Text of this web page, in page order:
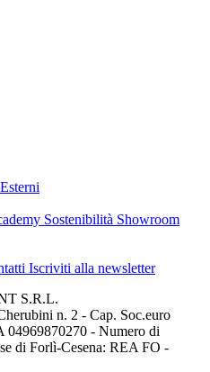
Esterni
Sostenibilità Showroom
Iscriviti alla newsletter
S.R.L.
n. 2 - Cap. Soc.euro
04969870270 - Numero di
di Forlì-Cesena: REA FO -